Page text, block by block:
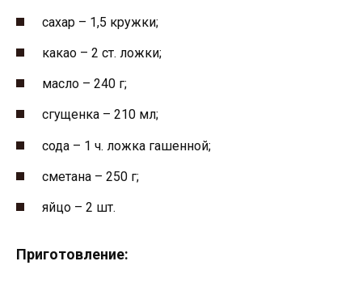
сахар – 1,5 кружки;
какао – 2 ст. ложки;
масло – 240 г;
сгущенка – 210 мл;
сода – 1 ч. ложка гашенной;
сметана – 250 г;
яйцо – 2 шт.
Приготовление: